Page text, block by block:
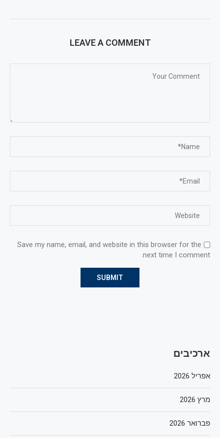
LEAVE A COMMENT
Save my name, email, and website in this browser for the
next time I comment.
ארכיבים
אפריל 2026
מרץ 2026
פברואר 2026